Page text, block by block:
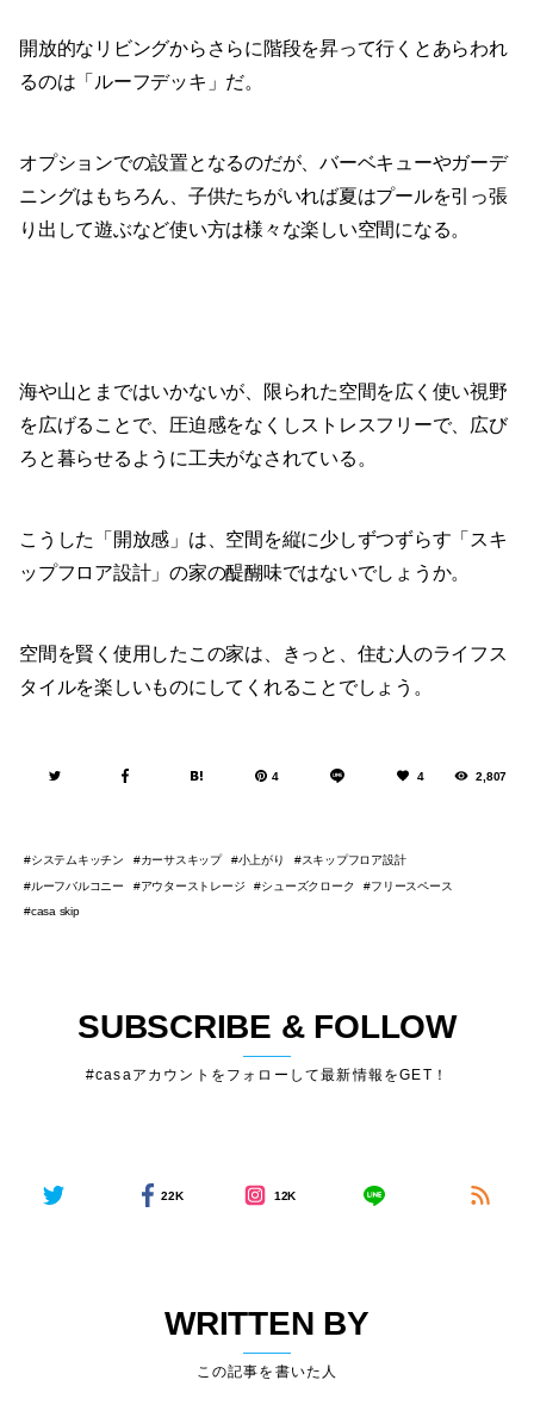
開放的なリビングからさらに階段を昇って行くとあらわれ
るのは「ルーフデッキ」だ。
オプションでの設置となるのだが、バーベキューやガーデ
ニングはもちろん、子供たちがいれば夏はプールを引っ張
り出して遊ぶなど使い方は様々な楽しい空間になる。
海や山とまではいかないが、限られた空間を広く使い視野
を広げることで、圧迫感をなくしストレスフリーで、広び
ろと暮らせるように工夫がなされている。
こうした「開放感」は、空間を縦に少しずつずらす「スキ
ップフロア設計」の家の醍醐味ではないでしょうか。
空間を賢く使用したこの家は、きっと、住む人のライフス
タイルを楽しいものにしてくれることでしょう。
4 4 2,807
システムキッチン カーサスキップ 小上がり
スキップフロア設計
ルーフバルコニー
アウターストレージ シューズクローク
フリースペース
casa skip
SUBSCRIBE & FOLLOW
#casaアカウントをフォローして最新情報をGET！
22K 12K
WRITTEN BY
この記事を書いた人